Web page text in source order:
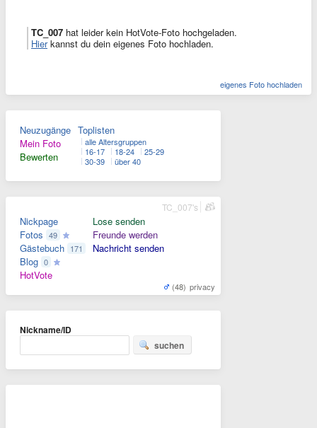
TC_007 hat leider kein HotVote-Foto hochgeladen.
Hierkannst du dein eigenes Foto hochladen.
eigenes Foto hochladen
Neuzugänge
Mein Foto
Bewerten
Toplisten
alle Altersgruppen
16-17
18-24
25-29
30-39
über 40
Nickpage
Fotos 49
Gästebuch 171
Blog 0
HotVote
Lose senden
Freunde werden
Nachricht senden
(48) privacy
TC_007's
Nickname/ID
suchen